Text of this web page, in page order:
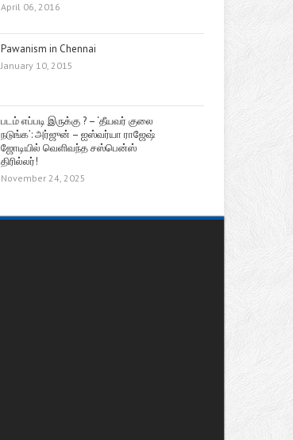
April 06, 2016
Pawanism in Chennai
January 10, 2015
படம் எப்படி இருக்கு ? – ‘தீயவர் குலை
நடுங்க’: அர்ஜுன் – ஐஸ்வர்யா ராஜேஷ்
ஜோடியில் வெளிவந்த சஸ்பென்ஸ்
திரில்லர்!
November 24, 2025